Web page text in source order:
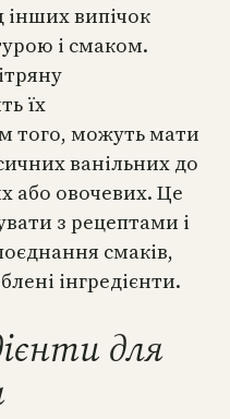
інших випічок
і смаком.
їх
того, можуть мати
ванільних до
або овочевих. Це
з рецептами і
смаків,
інгредієнти.
для